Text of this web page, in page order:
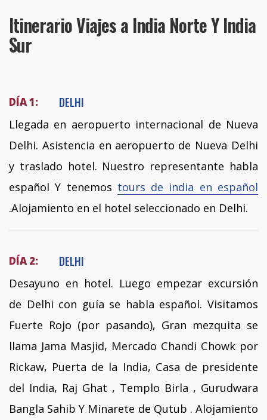
Itinerario Viajes a India Norte Y India
Sur
DÍA 1: DELHI
Llegada en aeropuerto internacional de Nueva
Delhi. Asistencia en aeropuerto de Nueva Delhi
y traslado hotel. Nuestro representante habla
español Y tenemos tours de india en español
.Alojamiento en el hotel seleccionado en Delhi.
DÍA 2: DELHI
Desayuno en hotel. Luego empezar excursión
de Delhi con guía se habla español. Visitamos
Fuerte Rojo (por pasando), Gran mezquita se
llama Jama Masjid, Mercado Chandi Chowk por
Rickaw, Puerta de la India, Casa de presidente
del India, Raj Ghat , Templo Birla , Gurudwara
Bangla Sahib Y Minarete de Qutub . Alojamiento